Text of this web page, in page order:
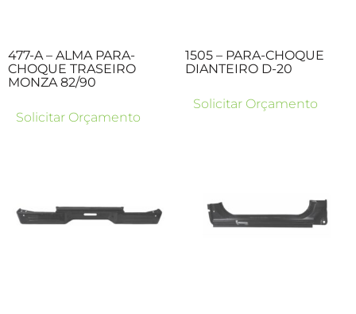
477-A – ALMA PARA-
CHOQUE TRASEIRO
MONZA 82/90
Solicitar Orçamento
1505 – PARA-CHOQUE
DIANTEIRO D-20
Solicitar Orçamento